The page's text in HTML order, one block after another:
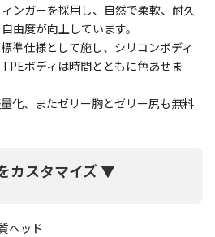
ンガーを採用し、自然で柔軟、耐久
由度が向上しています。
標準仕様として施し、シリコンボディ
ボディは時間とともに色あせま
量化、またゼリー胸とゼリー尻も無料
カスタマイズ ▼
ヘッド